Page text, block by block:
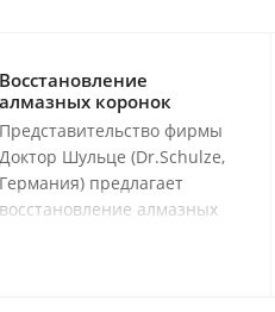
Восстановление
алмазных коронок
Представительство фирмы
Доктор Шульце (Dr.Schulze,
Германия) предлагает
восстановление алмазных